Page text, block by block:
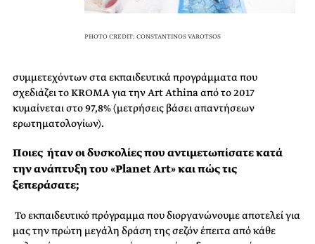
PHOTO CREDIT: CONSTANTINOS VAROTSOS
συμμετεχόντων στα εκπαιδευτικά προγράμματα που
σχεδιάζει το KROMA για την Art Athina από το 2017
κυμαίνεται στο 97,8% (μετρήσεις βάσει απαντήσεων
ερωτηματολογίων).
Ποιες ήταν οι δυσκολίες που αντιμετωπίσατε κατά
την ανάπτυξη του «Planet Art» και πώς τις
ξεπεράσατε;
Το εκπαιδευτικό πρόγραμμα που διοργανώνουμε αποτελεί για
μας την πρώτη μεγάλη δράση της σεζόν έπειτα από κάθε